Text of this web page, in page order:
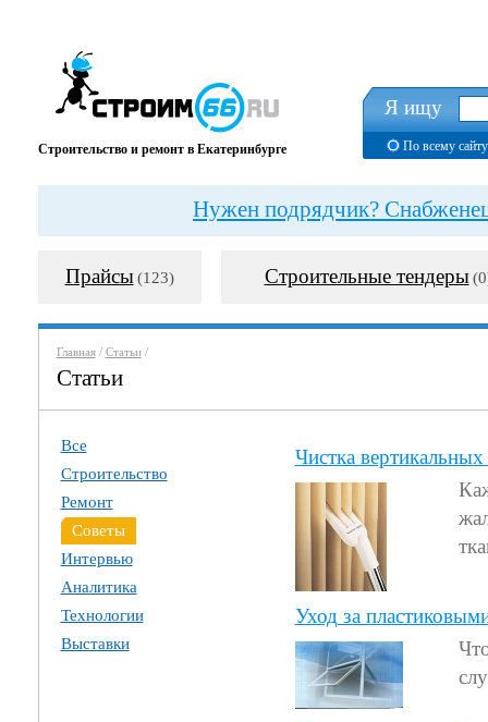
Строительство и ремонт в Екатеринбурге
Я ищу
По всему сайту
Нужен подрядчик?
Прайсы (123) Строительные тендеры
Главная/ Статьи/
Статьи
Все
Строительство
Ремонт
Советы
Интервью
Аналитика
Технологии
Выставки
Чистка
Уход за